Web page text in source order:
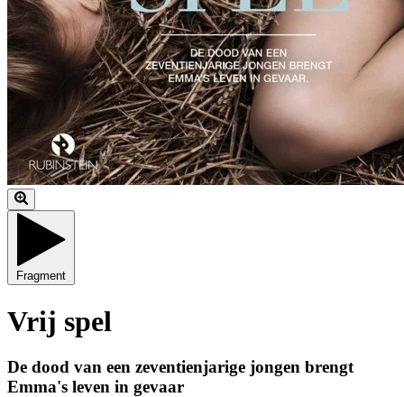
Fragment
Vrij spel
De dood van een zeventienjarige jongen brengt
Emma's leven in gevaar